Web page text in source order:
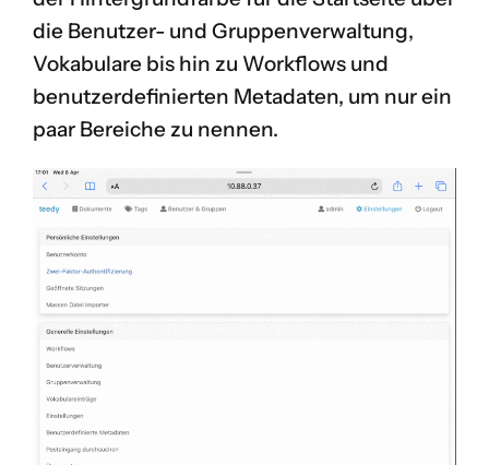
die Benutzer- und Gruppenverwaltung,
Vokabulare bis hin zu Workflows und
benutzerdefinierten Metadaten, um nur ein
paar Bereiche zu nennen.